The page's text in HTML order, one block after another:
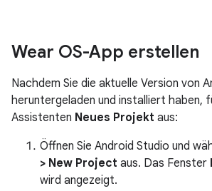
Wear OS-App erstellen
Nachdem Sie die aktuelle Version von
heruntergeladen und installiert haben,
Assistenten Neues Projekt aus:
Öffnen Sie Android Studio und
> New Project aus. Das Fenster
wird angezeigt.